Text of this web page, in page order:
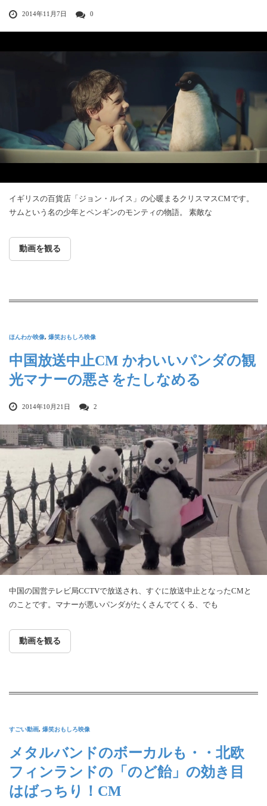
2014年11月7日 0
イギリスの百貨店「ジョン・ルイス」の心暖まるクリスマスCMです。
サムという名の少年とペンギンのモンティの物語。 素敵な
動画を観る
ほんわか映像, 爆笑おもしろ映像
中国放送中止CM かわいいパンダの観
光マナーの悪さをたしなめる
2014年10月21日 2
中国の国営テレビ局CCTVで放送され、すぐに放送中止となったCMと
のことです。マナーが悪いパンダがたくさんでてくる、でも
動画を観る
すごい動画, 爆笑おもしろ映像
メタルバンドのボーカルも・・北欧
フィンランドの「のど飴」の効き目
はばっちり！CM